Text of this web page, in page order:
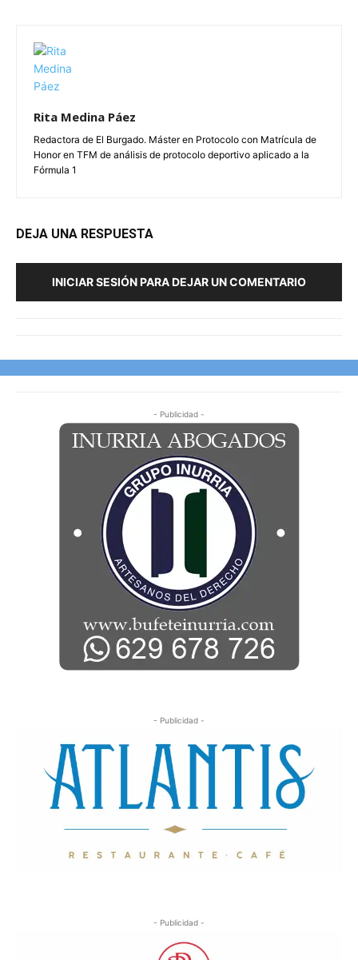
Rita Medina Páez
Redactora de El Burgado. Máster en Protocolo con Matrícula de
Honor en TFM de análisis de protocolo deportivo aplicado a la
Fórmula 1
DEJA UNA RESPUESTA
INICIAR SESIÓN PARA DEJAR UN COMENTARIO
- Publicidad -
- Publicidad -
- Publicidad -